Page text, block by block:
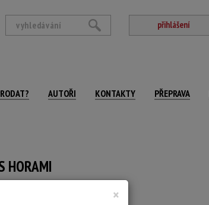
přihlášení
AUTOŘI KONTAKTY PŘEPRAVA
HORAMI
×